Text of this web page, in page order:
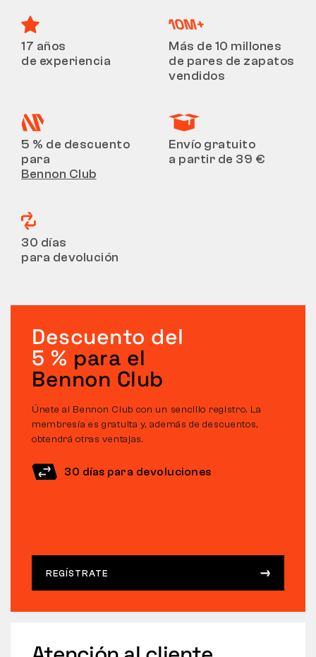
17 años
de experiencia
Más de 10 millones
de pares de zapatos
vendidos
5 % de descuento
para
Bennon Club
Envío gratuito
a partir de 39 €
30 días
para devolución
Descuento del
5 % para el
Bennon Club
Únete al Bennon Club con un sencillo registro. La
membresía es gratuita y, además de descuentos,
obtendrá otras ventajas.
30 días para devoluciones
REGÍSTRATE